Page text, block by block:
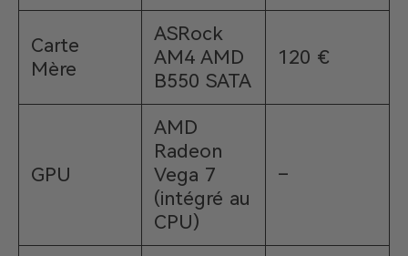
Carte
Mère
ASRock
AM4 AMD
B550 SATA
120 €
GPU
AMD
Radeon
Vega 7
(intégré au
CPU)
–